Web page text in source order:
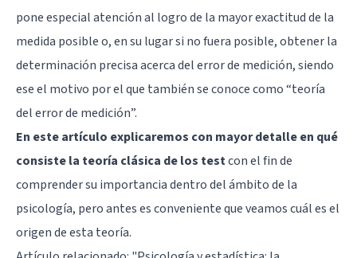
pone especial atención al logro de la mayor exactitud de la
medida posible o, en su lugar si no fuera posible, obtener la
determinación precisa acerca del error de medición, siendo
ese el motivo por el que también se conoce como “teoría
del error de medición”.
En este artículo explicaremos con mayor detalle en qué
consiste la teoría clásica de los testcon el fin de
comprender su importancia dentro del ámbito de la
psicología, pero antes es conveniente que veamos cuál es el
origen de esta teoría.